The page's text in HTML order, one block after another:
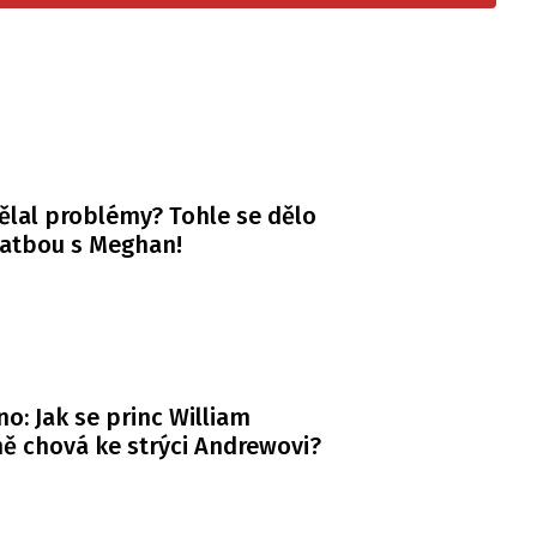
problémy? Tohle se dělo
s Meghan!
Jak se princ William
chová ke strýci Andrewovi?